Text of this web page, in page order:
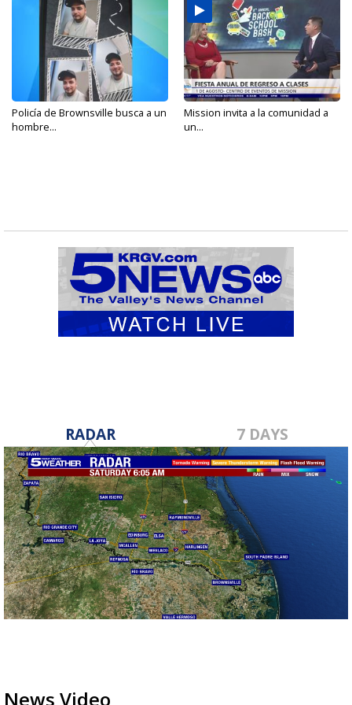
Policía de Brownsville busca a un
hombre...
Mission invita a la comunidad a
un...
RADAR 7 DAYS
News Video